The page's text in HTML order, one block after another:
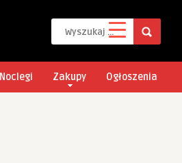
Noclegi Zakupy Ogłoszenia